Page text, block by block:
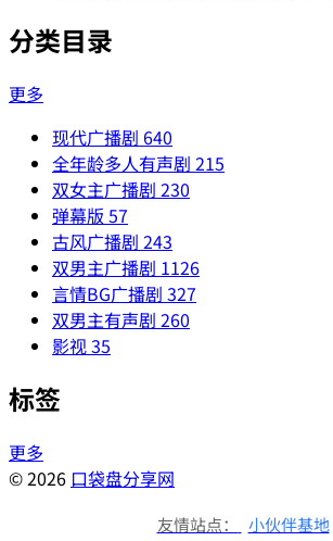
分类目录
更多
现代广播剧 640
全年龄多人有声剧 215
双女主广播剧 230
弹幕版 57
古风广播剧 243
双男主广播剧 1126
言情BG广播剧 327
双男主有声剧 260
影视35
标签
更多
© 2026 口袋盘分享网
友情站点： 小伙伴基地